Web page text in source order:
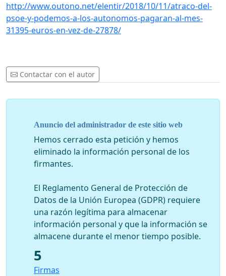
http://www.outono.net/elentir/2018/10/11/atraco-del-
psoe-y-podemos-a-los-autonomos-pagaran-al-mes-
31395-euros-en-vez-de-27878/
Contactar con el autor
Anuncio del administrador de este sitio web
Hemos cerrado esta petición y hemos
eliminado la información personal de los
firmantes.
El Reglamento General de Protección de
Datos de la Unión Europea (GDPR) requiere
una razón legítima para almacenar
información personal y que la información se
almacene durante el menor tiempo posible.
5
Firmas